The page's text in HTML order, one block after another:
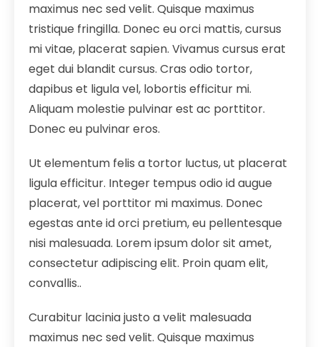
maximus nec sed velit. Quisque maximus
tristique fringilla. Donec eu orci mattis, cursus
mi vitae, placerat sapien. Vivamus cursus erat
eget dui blandit cursus. Cras odio tortor,
dapibus et ligula vel, lobortis efficitur mi.
Aliquam molestie pulvinar est ac porttitor.
Donec eu pulvinar eros.
Ut elementum felis a tortor luctus, ut placerat
ligula efficitur. Integer tempus odio id augue
placerat, vel porttitor mi maximus. Donec
egestas ante id orci pretium, eu pellentesque
nisi malesuada. Lorem ipsum dolor sit amet,
consectetur adipiscing elit. Proin quam elit,
convallis..
Curabitur lacinia justo a velit malesuada
maximus nec sed velit. Quisque maximus